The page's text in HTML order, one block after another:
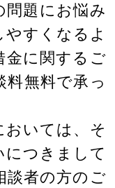
問題にお悩み
すくなるよ
金に関するご
料無料で承っ
おいては、そ
につきまして
談者の方のご